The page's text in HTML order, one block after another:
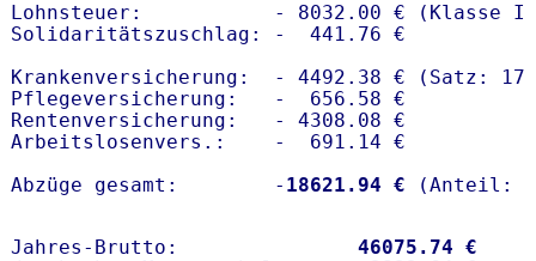
Lohnsteuer:           - 8032.00 € (Klasse I)
Solidaritätszuschlag: -  441.76 €
Krankenversicherung:  - 4492.38 € (Satz:
Pflegeversicherung:   -  656.58 €
Rentenversicherung:   - 4308.08 €
Arbeitslosenvers.:    -  691.14 €
Abzüge gesamt:        - 18621.94 €
Jahres-Brutto: 46075.74 €